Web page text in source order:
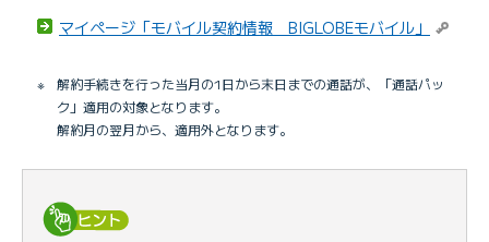
マイページ「モバイル契約情報 BIGLOBEモバイル」
※
解約手続きを行った当月の1日から末日までの通話が、「通話パッ
ク」適用の対象となります。
解約月の翌月から、適用外となります。